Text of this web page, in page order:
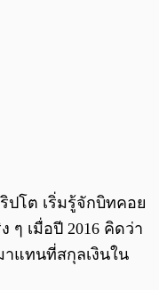
ปโต เริ่มรู้จักบิทคอย
ๆ เมื่อปี 2016 คิดว่า
าแทนที่สกุลเงินใน